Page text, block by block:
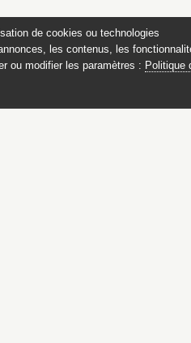
de cookies ou technologies
les contenus, les
ou modifier les paramètres : Politique